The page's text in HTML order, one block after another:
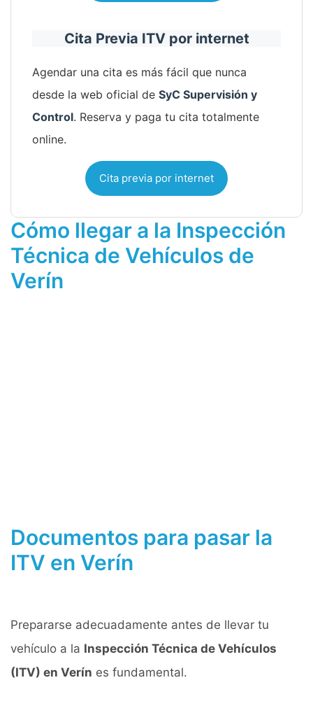
Cita Previa ITV por internet
Agendar una cita es más fácil que nunca
desde la web oficial de SyC Supervisión y
Control. Reserva y paga tu cita totalmente
online.
Cita previa por internet
Cómo llegar a la Inspección
Técnica de Vehículos de
Verín
Documentos para pasar la
ITV en Verín
Prepararse adecuadamente antes de llevar tu
vehículo a la Inspección Técnica de Vehículos
(ITV) en Verín es fundamental.